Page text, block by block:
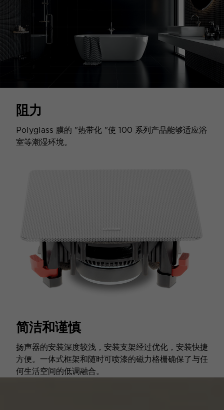
阻力
Polyglass 膜的 "热带化 "使 100 系列产品能够适应浴
室等潮湿环境。
简洁和谨慎
扬声器的安装深度较浅，安装支架经过优化，安装快捷
方便。一体式框架和随时可喷漆的磁力格栅确保了与任
何生活空间的低调融合。